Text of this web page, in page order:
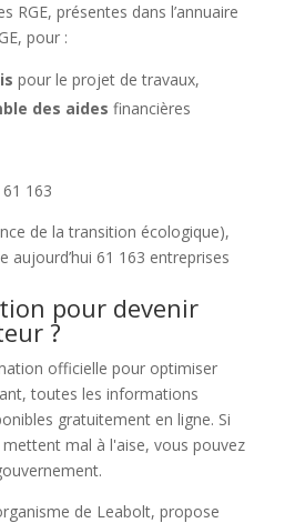
RGE, présentes dans l’annuaire
pour :
pour le projet de travaux,
des aides financières
61 163
de la transition écologique),
aujourd’hui 61 163 entreprises
pour devenir
?
officielle pour optimiser
toutes les informations
gratuitement en ligne. Si
mal à l'aise, vous pouvez
de Leabolt, propose